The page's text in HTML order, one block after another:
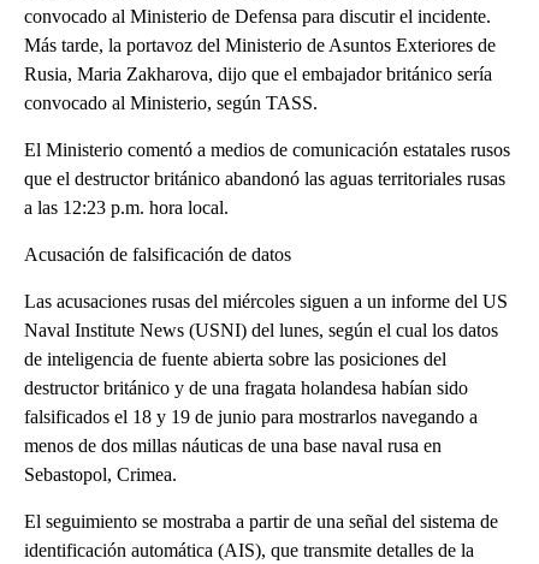
convocado al Ministerio de Defensa para discutir el incidente.
Más tarde, la portavoz del Ministerio de Asuntos Exteriores de
Rusia, Maria Zakharova, dijo que el embajador británico sería
convocado al Ministerio, según TASS.
El Ministerio comentó a medios de comunicación estatales rusos
que el destructor británico abandonó las aguas territoriales rusas
a las 12:23 p.m. hora local.
Acusación de falsificación de datos
Las acusaciones rusas del miércoles siguen a un informe del US
Naval Institute News (USNI) del lunes, según el cual los datos
de inteligencia de fuente abierta sobre las posiciones del
destructor británico y de una fragata holandesa habían sido
falsificados el 18 y 19 de junio para mostrarlos navegando a
menos de dos millas náuticas de una base naval rusa en
Sebastopol, Crimea.
El seguimiento se mostraba a partir de una señal del sistema de
identificación automática (AIS), que transmite detalles de la